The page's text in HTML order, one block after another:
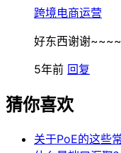
跨境电商运营
好东西谢谢
5年前 回复
猜你喜欢
关于PoE的这些